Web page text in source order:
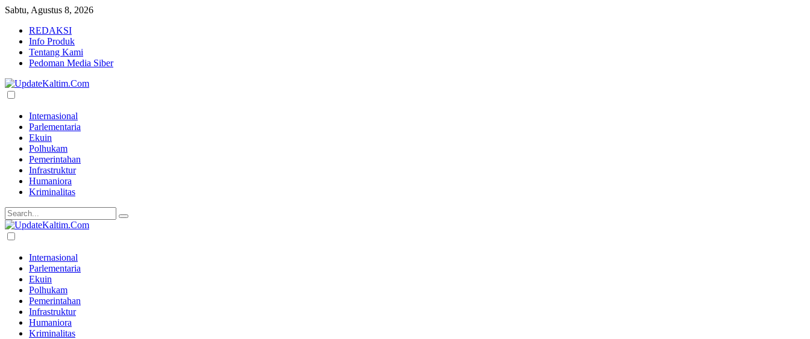
Sabtu, Agustus 8, 2026
REDAKSI
Info Produk
Tentang Kami
Pedoman Media Siber
Internasional
Parlementaria
Ekuin
Polhukam
Pemerintahan
Infrastruktur
Humaniora
Kriminalitas
Internasional
Parlementaria
Ekuin
Polhukam
Pemerintahan
Infrastruktur
Humaniora
Kriminalitas